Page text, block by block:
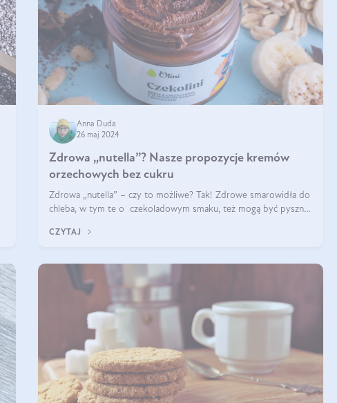
Anna Duda
26 maj 2024
Zdrowa „nutella”? Nasze propozycje kremów
orzechowych bez cukru
Zdrowa „nutella” – czy to możliwe? Tak! Zdrowe smarowidła do
chleba, w tym te o czekoladowym smaku, też mogą być pyszne.
CZYTAJ